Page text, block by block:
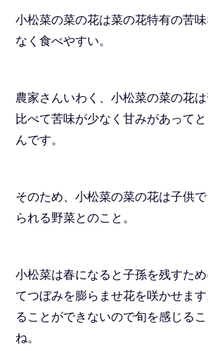
小松菜の菜の花は菜の花特有の苦
なく食べやすい。
農家さんいわく、小松菜の菜の花
比べて苦味が少なく甘みがあって
んです。
そのため、小松菜の菜の花は子供
られる野菜とのこと。
小松菜は春になると子孫を残すた
てつぼみを膨らませ花を咲かせま
ることができないので旬を感じる
ね。